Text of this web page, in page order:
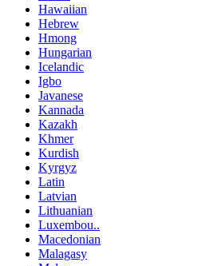
Hawaiian
Hebrew
Hmong
Hungarian
Icelandic
Igbo
Javanese
Kannada
Kazakh
Khmer
Kurdish
Kyrgyz
Latin
Latvian
Lithuanian
Luxembou..
Macedonian
Malagasy